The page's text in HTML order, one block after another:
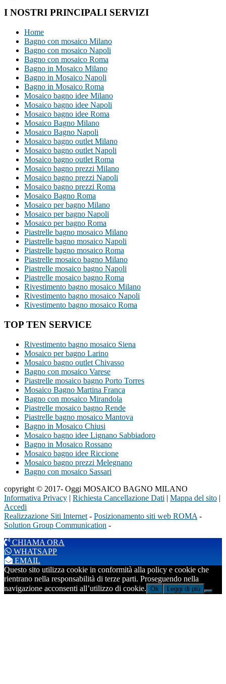
I NOSTRI PRINCIPALI SERVIZI
Home
Bagno con mosaico Milano
Bagno con mosaico Napoli
Bagno con mosaico Roma
Bagno in Mosaico Milano
Bagno in Mosaico Napoli
Bagno in Mosaico Roma
Mosaico bagno idee Milano
Mosaico bagno idee Napoli
Mosaico bagno idee Roma
Mosaico Bagno Milano
Mosaico Bagno Napoli
Mosaico bagno outlet Milano
Mosaico bagno outlet Napoli
Mosaico bagno outlet Roma
Mosaico bagno prezzi Milano
Mosaico bagno prezzi Napoli
Mosaico bagno prezzi Roma
Mosaico Bagno Roma
Mosaico per bagno Milano
Mosaico per bagno Napoli
Mosaico per bagno Roma
Piastrelle bagno mosaico Milano
Piastrelle bagno mosaico Napoli
Piastrelle bagno mosaico Roma
Piastrelle mosaico bagno Milano
Piastrelle mosaico bagno Napoli
Piastrelle mosaico bagno Roma
Rivestimento bagno mosaico Milano
Rivestimento bagno mosaico Napoli
Rivestimento bagno mosaico Roma
TOP TEN SERVICE
Rivestimento bagno mosaico Siena
Mosaico per bagno Larino
Mosaico bagno outlet Chivasso
Bagno con mosaico Varese
Piastrelle mosaico bagno Porto Torres
Mosaico Bagno Martina Franca
Bagno con mosaico Mirandola
Piastrelle mosaico bagno Rende
Piastrelle bagno mosaico Mantova
Bagno in Mosaico Chiusi
Mosaico bagno idee Lignano Sabbiadoro
Bagno in Mosaico Rossano
Mosaico bagno idee Riccione
Mosaico bagno prezzi Melegnano
Bagno con mosaico Sassari
copyright © 2017- Oggi MOSAICO BAGNO MILANO
Informativa Privacy | Richiesta Cancellazione Dati | Mappa del sito |
Accedi
Realizzazione Siti Internet - Posizionamento siti web ROMA -
Solution Group Communication -
CHIAMA ORA
WHATSAPP
EMAIL
Questo sito utilizza cookie in conformità alla policy e cookie che
rientrano nella responsabilità di terze parti. Proseguendo nella
navigazione acconsenti all’utilizzo di cookie. Ok Leggi di più